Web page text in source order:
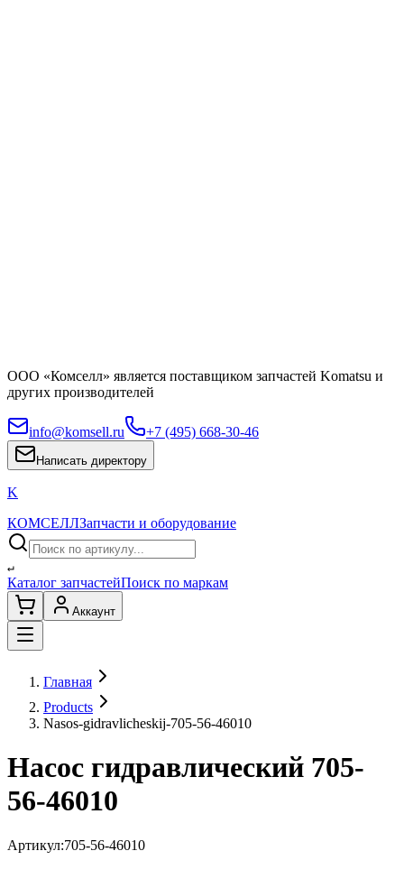
ООО «Комселл» является поставщиком запчастей Komatsu и
других производителей
info@komsell.ru +7 (495) 668-30-46
Написать директору
K
КОМСЕЛЛЗапчасти и оборудование
↵
Каталог запчастейПоиск по маркам
Аккаунт
Главная
Products
Nasos-gidravlicheskij-705-56-46010
Насос гидравлический 705-
56-46010
Артикул:705-56-46010